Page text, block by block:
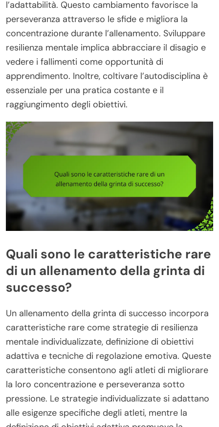
l’adattabilità. Questo cambiamento favorisce la
perseveranza attraverso le sfide e migliora la
concentrazione durante l’allenamento. Sviluppare
resilienza mentale implica abbracciare il disagio e
vedere i fallimenti come opportunità di
apprendimento. Inoltre, coltivare l’autodisciplina è
essenziale per una pratica costante e il
raggiungimento degli obiettivi.
Quali sono le caratteristiche rare
di un allenamento della grinta di
successo?
Un allenamento della grinta di successo incorpora
caratteristiche rare come strategie di resilienza
mentale individualizzate, definizione di obiettivi
adattiva e tecniche di regolazione emotiva. Queste
caratteristiche consentono agli atleti di migliorare
la loro concentrazione e perseveranza sotto
pressione. Le strategie individualizzate si adattano
alle esigenze specifiche degli atleti, mentre la